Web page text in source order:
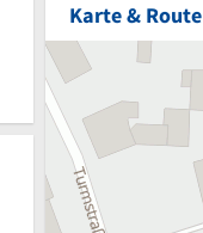
Karte & Route